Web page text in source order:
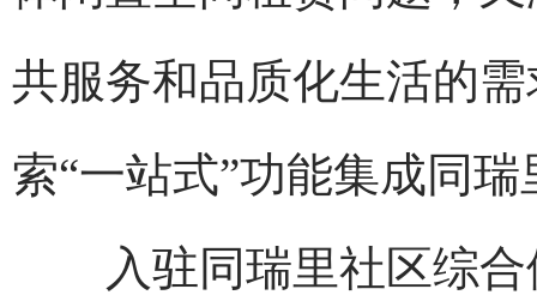
共服务和品质化生活的
索“一站式”功能集成同
入驻同瑞里社区综合